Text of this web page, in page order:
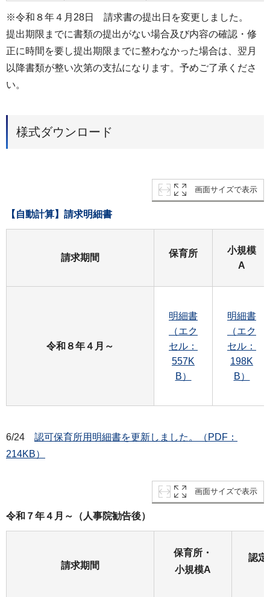
※令和８年４月28日 請求書の提出日を変更しました。
提出期限までに書類の提出がない場合及び内容の確認・修
正に時間を要し提出期限までに整わなかった場合は、翌月
以降書類が整い次第の支払になります。予めご了承くださ
い。
様式ダウンロード
画面サイズで表示
【自動計算】請求明細書
請求期間 保育所
小規模
A
令和８年４月～
明細書
（エク
セル：
557K
B）
明細書
（エク
セル：
198K
B）
6/24 認可保育所用明細書を更新しました。（PDF：
214KB）
画面サイズで表示
令和７年４月～（人事院勧告後）
請求期間
保育所・
小規模A
認定